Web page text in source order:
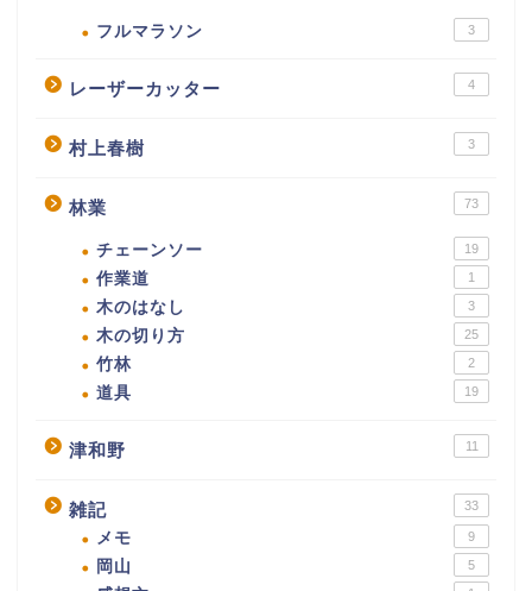
フルマラソン 3
レーザーカッター 4
村上春樹 3
林業 73
チェーンソー 19
作業道 1
木のはなし 3
木の切り方 25
竹林 2
道具 19
津和野 11
雑記 33
メモ 9
岡山 5